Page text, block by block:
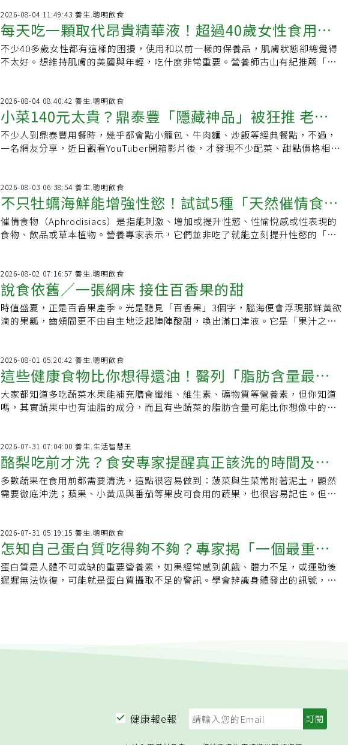
底熟了沒，可以吃了嗎？農糧署提醒，判斷酪梨成熟與否不能只看顏色，因不同
品種成熟後有的轉成紫黑色，有的仍維持綠色。較可靠的方法是用手掌輕握，若
感覺微軟且帶彈性，通常已適合食用。農糧署指出，酪梨生食最營養，酪梨富含
加熱易受損的維生素C與E，要避免過度高溫烹調，生吃不僅能保留完整抗氧化
劑，還能防止產生苦味成分！此外，有些人會把酪梨當水果，但酪梨在營養分類
醬料或起司，護心效果更佳，如此才不會在原本飲食之外又多攝取一份高熱量食
物。每天增加一些營養密度高的水果、用健康脂肪取代飽和脂肪，再搭配規律運
動、控制體重與血糖，小幅但持續的改變，長期下來才能對心血管保護產生作
用。【資料來源】．《EatingWell》．《EatingWell》．《鮮享農YA-農糧署》
低，並富含纖維、花青素與類黃酮。研究顯示，規律攝取莓果可能有助改善餐後
血糖、空腹血糖及胰島素敏感性。新鮮或冷凍莓果都不錯，冷凍莓果若未額外加
糖，營養價值不輸新鮮莓果。2.蘋果蘋果富含果膠等可溶性纖維，可延緩胃排空
與葡萄糖吸收，多酚也可能有助改善胰島素敏感性。蘋果的升糖指數相對較低，
但建議連皮食用，以保留較多纖維。3.梨子梨子的水分與纖維含量高，升糖指數
單次攝取過多醣類。4.香蕉香蕉甜度較高，卻不代表糖尿病患者完全不能吃。香
蕉含有纖維、鉀及維生素B6，仍比餅乾、甜點或含糖飲料更具營養價值。建議選
擇較小根香蕉，或一次吃半根，搭配無調味堅果、花生醬或雞蛋。熟度愈高的香
蕉通常愈甜，血糖控制不佳者可優先選擇尚未過熟、表皮較少黑斑的香蕉。5.酪
酪梨熱量較高，每次仍應控制份量。6.柑橘類橘子、柳橙等柑橘類水果升糖指數
較低，並含維生素C與柚皮素等類黃酮。建議直接吃果肉，不要以柳橙汁取代，以
免快速喝進過量糖分。7.石榴石榴富含花青素、鞣花單寧等植化素，研究顯示可
能有助改善發炎、血壓及胰島素阻抗。食用時可直接吃石榴籽，比飲用石榴汁更
能保留纖維。吃水果掌握3原則想吃水果又不讓血糖大幅波動，還要注意以下幾件
脂肪：例如無糖優格、蛋、起司、堅果或無糖豆漿。每個人對不同水果的血糖反
應不完全相同，若正在使用降血糖藥物或胰島素，可配合餐前、餐後血糖紀錄，
找出適合自己的種類與份量。血糖值標準對照正常血糖值．空腹血糖：70～
100mg/dL．餐後2小時血糖：低於140mg/dL．糖化血色素：低於5.7%糖尿病前
源】．《verywellhealth》．《聯合報系新聞資料庫》．《聯合報系新聞資料
庫》．《奇美醫院衛教資訊網》
大量廣告投放與藝人代言，把產品迅速推向市場。但在名利快速湧入的同時，也
讓年紀輕輕的他承受了遠超過當時所能負荷的壓力。為了填補無止盡的焦慮，他
流連酒店、賭博，甚至染上毒品，2019年他因情緒崩潰自行前往警局自首吸食K
他命，後來又因借高利貸面臨黑道威脅，一場車禍後，更誘發了嚴重的被害妄想
瘋，那是真正的地獄」。人生的轉折，出現在他身心狀況跌到谷底的時候。當時
的蘇友謙，在臉書上看到昔日代言人、藝人李燕分享信仰相關內容，他抱著姑且
一試的心情打電話到教會，開口第一句話便是「上帝是什麼東西？」2023年7月
受洗後，在路竹基督長老教會與學校社工的陪伴下，他花了3個月讀完一整本聖
經。他說，信仰帶來的第一個改變，不是事業重新開始，而是願意放下過去的驕
到的舉動，向父親下跪道歉。「以前覺得有錢就是老子，在家裡我最大。信主
後，我跟爸爸下跪說對不起。」這場道歉，也讓父子之間長年的衝突逐漸有了和
解的機會。如今父子同住，父親每天替他切水果、買牛奶，甚至向學校社工表示
已做好照顧蘇友謙一輩子的準備。從過去動輒處理數百萬元資金，到現在每天領
諱地談起目前積欠藝人與網紅的代言尾款，加起來仍有約千萬元。「其實很多藝
人姐姐都很疼我，像連X雯、X進，他們都說不用還了，因為以前我也幫她們賺了
很多錢，但我堅持一定要還，等我以後有能力，我還要給她們額外的補償」。在
路竹教會與校園生活逐漸步上軌道後，蘇友謙仍沒有放棄再次創業的想法，被問
到未來是否還會重返商場，他幾乎沒有猶豫地回答「當然！我在等爸爸同意」。
準備等待時機重回電商戰場。「我很會看市場，也很懂怎麼抓人性，以前很多藝
人要做新品牌都會跑來請教我。從哪裡跌倒，我就要從哪裡爬起來」。但經歷過
這些事情之後，他也替自己畫下一些不再跨越的界線。「現在的我，絕對不碰毒
品、絕對不搞非法洗錢，規規矩矩做生意、奉公守法繳稅。國稅局追稅的苦頭我
方法，而是回答「千萬不要為了自己的事業去找魔鬼合作。不要吸毒、不要洗
錢，踏踏實實走合法、規矩的路。靠快錢堆疊出來的繁華，終究只是一吹就散的
泡沫」。※珍愛生命，向毒品說NO！毒品危害防制諮詢專線0800-770-885
重要，若長期在早上攝取高糖、高油脂食物，或身體過度緊繃，則可能增加心血
管負擔。他也列出自己每天早上9點前絕不會做的5件事，提醒民眾從日常習慣著
手，守護心臟健康。保護心臟早上不做5件事別再把這些當早餐Bhojraj醫師表
示，自己在早晨時段會盡量避免做以下5件事：1.不喝高糖咖啡飲品許多人習慣早
晨來一杯咖啡提神，但若選擇的是大杯風味拿鐵，其中就含有約30至50公克的糖
餓。2.別把甜食當早餐喜歡吃甜食當早餐？Bhojraj醫師指出，像是可頌、杯子蛋
糕、奶油酥餅等，通常由精緻碳水化合物與飽和脂肪組成，多數也缺乏膳食纖維
與蛋白質等有助延緩血糖上升的營養成分，容易造成血糖快速升高後又下降，尤
其在空腹食用的狀況下更應警惕。3.少吃加工肉品培根、香腸、火腿也是常見的
合都出現這類加工肉品，長期可能增加心血管健康風險。4.不喝能量飲料早上昏
昏欲睡，可以來一罐能量飲料快速充電嗎？Bhojraj醫師強調，能量飲料尤其要避
免在一大早就飲用。他說明，這類飲品通常含有大量咖啡因、糖分及其他刺激性
成分，可能提高心跳速度、造成血壓升高，部分族群甚至可能出現心律不整。尤
其剛起床時，身體正處於調節階段，再受到額外刺激，可能進一步增加心血管系
水分、適度運動，並以平穩的心情開始一天，其實並無大礙。但從他的觀察來
看，有些患者說「沒吃早餐」，其實是忙碌到沒有時間進食，一早靠咖啡提神、
趕著處理工作，身體長時間處於緊繃狀態。每天到了早上10點，神經系統可能就
已經過度興奮，且可能伴隨壓力荷爾蒙與血糖變化。每天空出5分鐘！放慢呼吸、
維持的生活型態。他的早餐通常會選擇含有蛋白質、纖維的食物，例如雞蛋搭配
水果、希臘優格搭配莓果與核桃，或燕麥加奇亞籽，也習慣先喝點水，再喝咖
啡，避免讓咖啡因成為一天當中身體受到的首個刺激。Bhojraj醫師表示，多數人
都忽視了神經系統與心血管健康的關聯，若從一大早開始就處於匆匆忙忙、精神
緊繃的狀態，長期下來也不利於整體健康。即使生活忙碌，每天早上也可以把握
「晚吃早餐短壽」說法仍有不確定性台灣邁入超高齡社會要注意！醫：早餐蛋白
赤字是肌少症隱形危機【本文由健康醫療網授權刊登，原文刊載網址：
https://www.healthnews.com.tw/article/69179】
2026-08-04 11:49:43 養生.聰明飲食
每天吃一顆取代昂貴精華液！超過40歲女性食用這
水果 維持透亮肌膚
不少40多歲女性都有這樣的困擾，使用和以前一樣的保養品，肌膚狀態卻總覺得
不太好。想維持肌膚的美麗與年輕，吃什麼非常重要。營養師古山有紀推薦「奇
膠原蛋白生成奇異果被認為有助於美肌，其中一個最大原因就是富含維生素C。維
生素C是合成支撐肌膚彈性與緊實度的膠原蛋白不可或缺的營養素。此外，也具有
保護肌膚免受紫外線產生活性氧傷害的作用。奇異果含有豐富的維生素C，有望幫
助膠原蛋白更順利生成。②抗氧化成分預防老化紫外線、壓力與睡眠不足等因素
會增加活性氧，進而傷害細胞，成為色斑與皺紋的原因。奇異果不僅含有維生素
相關，甚至被稱為「第二大腦」。近年來，腸道環境與肌膚狀態之間的關係也受
到關注，研究發現，便秘與腸道環境失衡可能導致肌膚問題。奇異果同時含有水
溶性與非水溶性膳食纖維，有助於調整腸道環境。當便秘改善後，許多人也會感
覺「肌膚狀態變好了」、「上妝效果不一樣了」。④葉酸維持正常肌膚代謝奇異
素非常重要。換句話說，含有葉酸的奇異果，有助於支持肌膚更新。為什麼早上
吃奇異果比較好？如果要吃奇異果，推薦選在早上。早上是補充睡眠期間流失的
水分與營養素的時機。此時補充維生素C與膳食纖維，有助於調整一整天的身體狀
態。此外，膠原蛋白是由蛋白質製造而成，因此與雞蛋、優格、起司等蛋白質一
起攝取，有助於更有效率地打造健康美肌。推薦奇異果的吃法①奇異果優格只要
外，但奇異果與蔬菜非常搭。將奇異果加入蔬菜與起司沙拉中，就能同時攝取膳
食纖維、蛋白質與奇異果，是很適合早上食用的一道料理。③奶昔只要與喜歡的
蔬菜或水果混合即可，製作簡單，非常適合忙碌的早晨。即使不加糖，也能利用
奇異果本身的甜味，喝起來依然美味。如果想要清爽的口感，也可以加入優格，
2026-08-04 08:40:42 養生.聰明飲食
小菜140元太貴？鼎泰豐「隱藏神品」被狂推 老
饕：自己做不出來
不少人到鼎泰豐用餐時，幾乎都會點小籠包、牛肉麵、炒飯等經典餐點，不過，
一名網友分享，近日觀看YouTuber開箱影片後，才發現不少配菜、甜點價格相當
出自己每次到鼎泰豐幾乎都固定點小籠包、牛肉麵及炒飯，直到最近看了
YouTuber介紹其他品項，才驚覺部分菜色售價遠高於預期。其中，辣味黃瓜要價
140元、冷筍沙拉350元、香酥蝦餅310元、糖水芝麻湯圓130元、千層油糕135
元，讓他忍不住好奇：「這些餐點到底和一般外面吃到的有什麼不同？」貼文一
出後，引來網友回應「給觀光客打卡的台灣名店，這價格有啥問題」、「現在知
不如去吃別的」、「寧願再漲一倍，吃飯還是要等」。不過，也有網友特別推薦
鼎泰豐的小黃瓜，「小黃瓜我很愛點」、「推薦這個小黃瓜，調味一絕」、「小
黃瓜真的好吃，140元我願意，每次都點」、「小黃瓜我很愛點欸，買了它辣油，
自己做不出來」、「誠摯推薦這個小黃瓜，調味絕妙，我自己做，甚至買水果小
鼎泰豐對餐點品質有極高的要求，深受不少台灣食客喜愛。本站曾報導，一名網
友好奇，為何在台灣吃鼎泰豐不能訂位，國外的分店卻能接受預約？對此，有網
友分析，開放訂位的餐廳都是一輪一輪制的，超過規定時間就換另一組客人，能
夠精準安排時間，但鼎泰豐並沒有用餐時間的限制，就算客人吃很久也不會趕走
客人，在無法預測時間的情況下，才會不開放訂位。此外，也有網友以百貨公司
高的比例是國外旅客或高消費族群，百貨公司需要這些人的消費能力，所以當餐
廳與百貨公司談進駐或抽成時，往往能依靠此特點談到理想的價碼。假如開放訂
位，現場排隊的人潮就會減少，也失去跟餐廳與百貨公司談條件的優勢。
2026-08-03 06:38:54 養生.聰明飲食
不只牡蠣海鮮能增強性慾！試試5種「天然催情食
物」也包含水果
催情食物（Aphrodisiacs）是指能刺激、增加或提升性慾、性愉悅感或性表現的
食物、飲品或草本植物。營養專家表示，它們並非吃了就能立刻提升性慾的「神
提升生殖健康與性功能。催情食物真的有效嗎？營養師LaurenManaker表示，確
實有部分研究顯示催情食物可能具有一定效果，但影響性慾的因素非常複雜，不
可能只靠某一種食物立即見效。營養師JessicaClancy-Strawn也指出，催情食物
並不會瞬間引發性慾，而是透過改善身體狀態，建立有利於性慾產生的生理基
礎。哪些營養素有助提升性健康？維持良好的性健康，不是依賴單一食物，而是
化壓力，並支持荷爾蒙正常分泌，進一步維持性慾與精子品質。此外，葉酸與維
生素D也是精子發育及生殖健康不可或缺的重要營養素。這些營養素普遍存在於
魚類、貝類、家禽、全穀類、水果、蔬菜，以及低脂乳製品等天然食物中。相反
地，若長期攝取大量加工肉品、高脂乳製品、起司、含糖飲料、甜食及酒精，則
以高濃度保健食品或植物萃取物補充，就必須留意副作用。例如，高劑量人參可
能引起頭痛與失眠；濃縮綠茶萃取物可能增加肝臟負擔；大量薑可能刺激胃部；
過量飲酒更會從原本放鬆情緒，反而變成影響性功能、判斷能力與性同意意識。
此外，番紅花若以高劑量補充，也可能造成頭暈或噁心。男女受益方式有所不同
由於男女生理機制不同，催情食物產生的效果也不盡相同。Strawn指出，男性通
物，而提升整體性福表現。專家點名5種天然催情食物1.黑巧克力黑巧克力富含黃
酮類化合物，有助促進血液循環，同時含有可提升愉悅感的成分。雖然目前沒有
直接證據證明黑巧克力能提升性慾，但它改善情緒的效果，可能間接提升性生活
品質。2.蜂蜜研究指出，蜂蜜可能透過刺激黃體生成素分泌、降低芳香化酶活
功能障礙、提升睪丸抗氧化能力，以及促進生殖荷爾蒙正常分泌。除了上述食物
外，辣椒、薑、堅果、番紅花、人參、綠茶、蕁麻根，以及葡萄籽萃取物、白楊
2026-08-02 07:16:57 養生.聰明飲食
說食依舊／一張網床 接住百香果的甜
時值盛夏，正是百香果產季。光是聽見「百香果」3個字，腦海便會浮現那鮮黃欲
滴的果瓤，齒頰間更不由自主地泛起陣陣酸甜，喚出滿口津液。它是「果汁之
層次。它不僅「百香」，在餐桌上更是「百變」。百香果的命名是一頁生動的文
化漂流史。17世紀初，它從原產地巴西傳入西班牙，傳教士見其花瓣張開，中心
花蕊狀似十字架，3個分裂的柱頭宛如釘死耶穌的鐵釘，花瓣上的斑點似血跡，於
是充滿宗教情懷地命名為「受難花」（PassionFlower），果實即為受難果。後
人有不識此淵源，單從字面誤讀，便成了「熱情果」與「愛情果」。時空流轉至
稱。而在早年的台灣，鄉親們觀其外型，直白地喊它「雞卵果」，或是帶著異國
色彩的「西番果」。直到1960年代，台鳳公司準備推出果汁，覺得「西番」兩字
不夠響亮，便取「Passion」的日語諧音，巧妙譯為「百香」。這神來一筆，不僅
音韻優美，更精準捕捉了它揉合香蕉、鳳梨、檸檬、石榴等多種果香的迷人特
香果的優點，紫紅外皮下藏著酸甜濃郁的果汁，近年更有甜度極高的「滿天星」
（蜜糖百香果）與清香多汁的「黃金百香果」爭艷。要孕育這些美好，首推南投
埔里。埔里大坪頂這片海拔650至800公尺的緩坡，擁有微酸性紅土，保水又排
水，且超過10度以上的日夜溫差，造就了「熱不太熱、冷不太冷」的微氣候。當
地的百香果農彭文和笑稱，這裡水質極佳，不僅人喝了甘甜，果樹喝了更是結實
讓埔里百香果濃縮汁的銷量從每月數百桶，一度暴跌至5桶，果農瞬間跌入酸澀深
於是，一項改變產業命運的發明誕生了——「吊網」。農人在藤蔓下架起一張張鬆
軟的網床，果實熟透後自然蒂落，輕輕柔柔地掉進網中。不提早採摘、不落地碰
2026-08-01 05:20:42 養生.聰明飲食
這些健康食物比你想得還油！醫列「脂肪含量最
高」前3名蔬果
大家都知道多吃蔬菜水果能補充膳食纖維、維生素、礦物質等營養素，但你知道
嗎，其實蔬果中也有油脂的成分，而且有些蔬菜的脂肪含量可能比你想像中的
維，但與綠葉蔬菜、黃瓜和番茄等蔬菜相比，其脂肪含量較高，可食用部分的脂
肪含量平均為每100克7.6克，而且冷凍毛豆的脂肪含量比煮熟的新鮮毛豆更高。
想要更健康的享用毛豆，建議採用水煮或清蒸的方式，調味以少鹽為原則，冷凍
毛豆解凍後可以直接食用，每次盛裝適量（約50～100克）放在碗盤裡，而非整
包邊拿邊吃，就能避免不小心吃得太多。第二名：酪梨酪梨因其柔滑的口感和濃
沙拉、三明治、壽司等餐點中。儘管酪梨很健康，但每100克酪梨含有17.5克脂肪
和176大卡的熱量，一不注意脂肪攝取量和熱量就超標。建議的酪梨食用量是約
1/4至半顆，並且避免使用脂肪含量高的美乃滋或油性醬汁調味。第一名：落花生
根據日本食品成分資料庫，新鮮帶殼落花生則被歸類為「野菜類」，而非油脂或
2026-07-31 07:04:00 養生.生活智慧王
酪梨吃前才洗？食安專家提醒真正該洗的時間及正
確清洗方式
多數蔬果在食用前都需要清洗，這點很容易做到：菠菜與生菜常附著泥土，顯然
需要徹底沖洗；蘋果、小黃瓜與番茄等果皮可食用的蔬果，也很容易記住。但酪
應立即清洗酪梨試著想像一顆酪梨在放上餐盤前經歷了什麼過程？當它在田間生
長時，通常會被噴灑農藥及類似化學物質，而灌溉用水可能含有受糞肥、農藥等
污染的成分；隨後果實被採收，在運往超市的過程中經歷各個階段的處理。在超
市裡，員工與顧客會反覆拿起又放下，所有這些過程都會讓酪梨等農產品接觸到
各種細菌，而這些細菌會附著在果皮上。雖然不會吃酪梨的果皮，但它仍可能將
後將酪梨放在流動冷水下，輕輕搓洗每個部位；如果表面凹凸不平，可用蔬果刷
食用為止。（本文經《世界新聞網》授權刊登，原文刊載於此）
2026-07-31 05:19:15 養生.聰明飲食
怎知自己蛋白質吃得夠不夠？專家揭「一個最重要
警訊」：盡快補充
蛋白質是人體不可或缺的重要營養素，如果經常感到飢餓、體力不足，或運動後
遲遲無法恢復，可能就是蛋白質攝取不足的警訊。學會辨識身體發出的訊號，有
現。營養師LaurenHarris-Pincus表示，以下情況都可能與蛋白質不足有關：●兩
餐之間很容易感到飢餓。●吃完飯後仍缺乏飽足感。●運動後恢復速度變慢。●
健康報e報